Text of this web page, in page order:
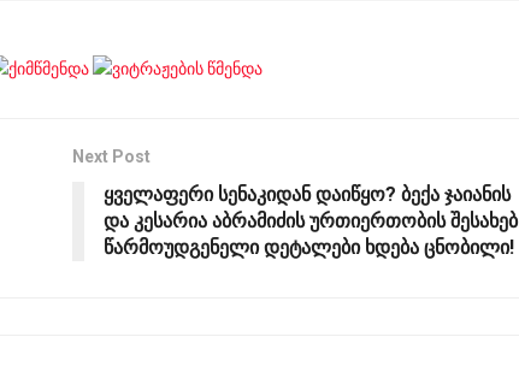
Next Post
ყველაფერი სენაკიდან დაიწყო? ბექა ჯაიანის
და კესარია აბრამიძის ურთიერთობის შესახებ
წარმოუდგენელი დეტალები ხდება ცნობილი!